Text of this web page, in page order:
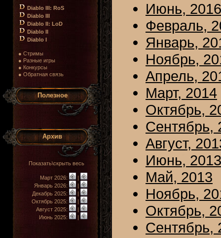
Diablo III: RoS
Diablo III
Diablo II: LoD
Diablo II
Diablo I
● Стримы
● Разные игры
● Конкурсы
● Обратная связь
Полезное
Архив
Показать\скрыть весь
Март 2026:
|
Январь 2026:
|
Декабрь 2025:
|
Октябрь 2025:
|
Август 2025:
|
Июнь 2025:
|
Июнь, 2016
Февраль,
Январь,
Ноябрь,
Апрель,
Март, 2014
Октябрь,
Сентябрь,
Август,
Июнь, 2013
Май, 2013
Ноябрь,
Октябрь,
Сентябрь,